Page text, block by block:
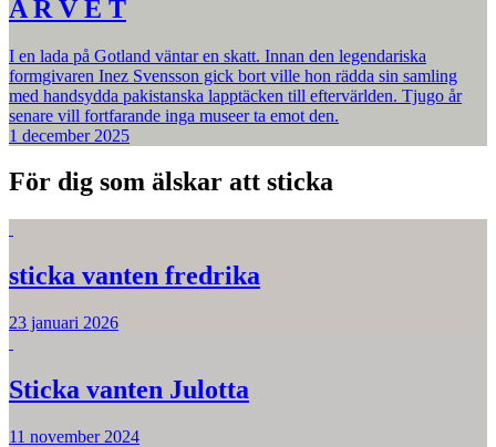
A R V E T
I en lada på Gotland väntar en skatt. Innan den legendariska
formgivaren Inez Svensson gick bort ville hon rädda sin samling
med handsydda pakistanska lapptäcken till eftervärlden. Tjugo år
senare vill fortfarande inga museer ta emot den.
1 december 2025
För dig som älskar att sticka
sticka vanten fredrika
23 januari 2026
Sticka vanten Julotta
11 november 2024